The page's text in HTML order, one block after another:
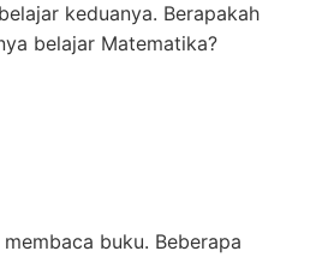
keduanya. Berapakah
belajar Matematika?
buku. Beberapa